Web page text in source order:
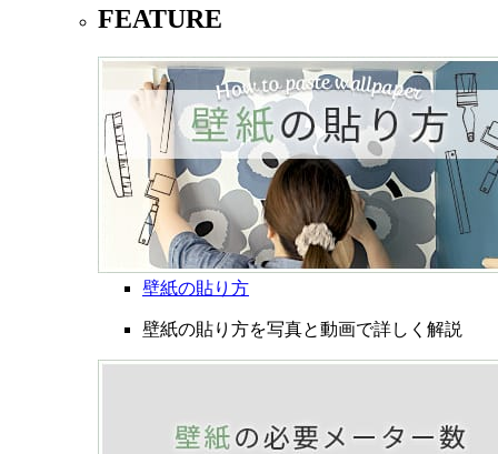
FEATURE
壁紙の貼り方
壁紙の貼り方を写真と動画で詳しく解説